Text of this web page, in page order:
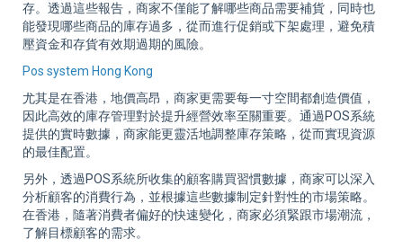
存。透過這些報告，商家不僅能了解哪些商品需要補貨，同時也
能發現哪些商品的庫存過多，從而進行促銷或下架處理，避免積
壓資金和存貨有效期過期的風險。
Pos system Hong Kong
尤其是在香港，地價高昂，商家更需要每一寸空間都創造價值，
因此高效的庫存管理對於提升經營效率至關重要。通過POS系統
提供的實時數據，商家能更靈活地調整庫存策略，從而實現資源
的最佳配置。
另外，透過POS系統所收集的顧客購買習慣數據，商家可以深入
分析顧客的消費行為，並根據這些數據制定針對性的市場策略。
在香港，隨著消費者偏好的快速變化，商家必須緊跟市場潮流，
了解目標顧客的需求。